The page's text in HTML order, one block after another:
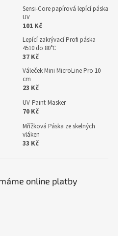
Sensi-Core papírová lepící páska
UV
101 Kč
Lepící zakrývací Profi páska
4510 do 80°C
37 Kč
Váleček Mini MicroLine Pro 10
cm
23 Kč
UV-Paint-Masker
70 Kč
Mřížková Páska ze skelných
vláken
33 Kč
online platby